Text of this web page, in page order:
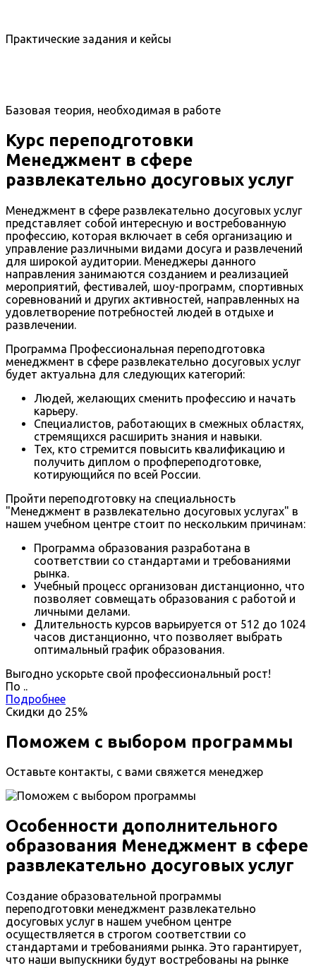
Практические задания и кейсы
Базовая теория, необходимая в работе
Курс переподготовки
Менеджмент в сфере
развлекательно досуговых услуг
Менеджмент в сфере развлекательно досуговых услуг
представляет собой интересную и востребованную
профессию, которая включает в себя организацию и
управление различными видами досуга и развлечений
для широкой аудитории. Менеджеры данного
направления занимаются созданием и реализацией
мероприятий, фестивалей, шоу-программ, спортивных
соревнований и других активностей, направленных на
удовлетворение потребностей людей в отдыхе и
развлечении.
Программа Профессиональная переподготовка
менеджмент в сфере развлекательно досуговых услуг
будет актуальна для следующих категорий:
Людей, желающих сменить профессию и начать
карьеру.
Специалистов, работающих в смежных областях,
стремящихся расширить знания и навыки.
Тех, кто стремится повысить квалификацию и
получить диплом о профпереподготовке,
котирующийся по всей России.
Пройти переподготовку на специальность
"Менеджмент в развлекательно досуговых услугах" в
нашем учебном центре стоит по нескольким причинам:
Программа образования разработана в
соответствии со стандартами и требованиями
рынка.
Учебный процесс организован дистанционно, что
позволяет совмещать образования с работой и
личными делами.
Длительность курсов варьируется от 512 до 1024
часов дистанционно, что позволяет выбрать
оптимальный график образования.
Выгодно ускорьте свой профессиональный рост!
По ..
Подробнее
Скидки до 25%
Поможем с выбором программы
Оставьте контакты, с вами свяжется менеджер
Особенности дополнительного
образования Менеджмент в сфере
развлекательно досуговых услуг
Создание образовательной программы
переподготовки менеджмент развлекательно
досуговых услуг в нашем учебном центре
осуществляется в строгом соответствии со
стандартами и требованиями рынка. Это гарантирует,
что наши выпускники будут востребованы на рынке